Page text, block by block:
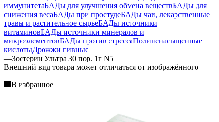
иммунитетаБАДы для улучшения обмена веществБАДы для
снижения весаБАДы при простудеБАДы чаи, лекарственные
травы и растительное сырьеБАДы источники
витаминовБАДы источники минералов и
микроэлементовБАДы против стрессаПолиненасыщенные
кислотыДрожжи пивные
—Зостерин Ультра 30 пор. 1г N5
Bнешний вид товара может отличаться от изображённого
В избранное